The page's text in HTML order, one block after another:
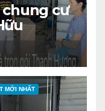
chung cư
MỚI NHẤT